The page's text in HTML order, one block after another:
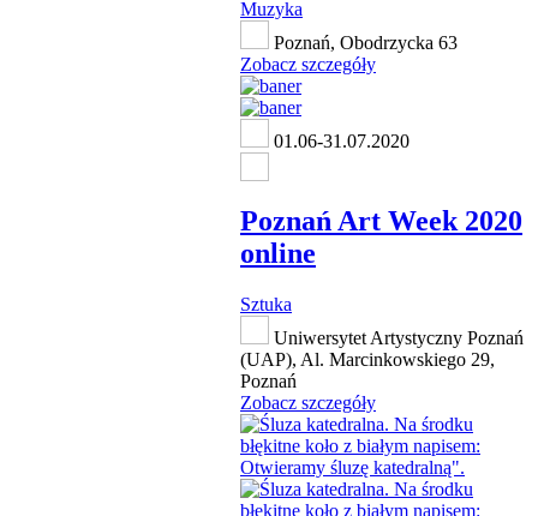
Muzyka
Poznań, Obodrzycka 63
Zobacz szczegóły
01.06-31.07.2020
Poznań Art Week 2020
online
Sztuka
Uniwersytet Artystyczny Poznań
(UAP), Al. Marcinkowskiego 29,
Poznań
Zobacz szczegóły